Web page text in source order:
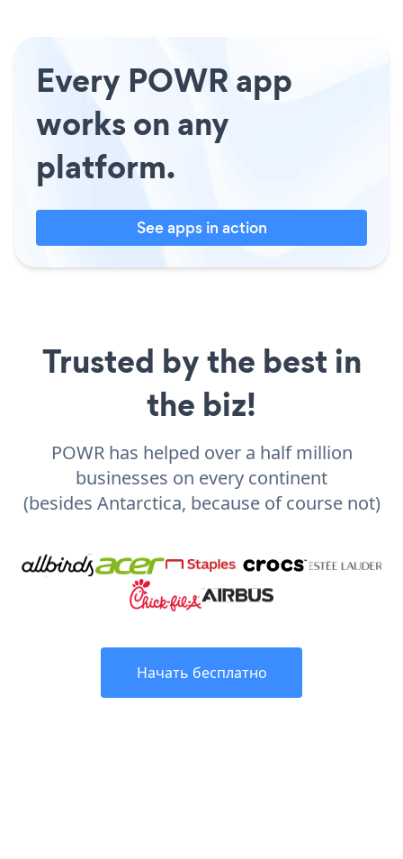
Every POWR app
works on any
platform.
See apps in action
Trusted by the best in
the biz!
POWR has helped over a half million
businesses on every continent
(besides Antarctica, because of course not)
Начать бесплатно